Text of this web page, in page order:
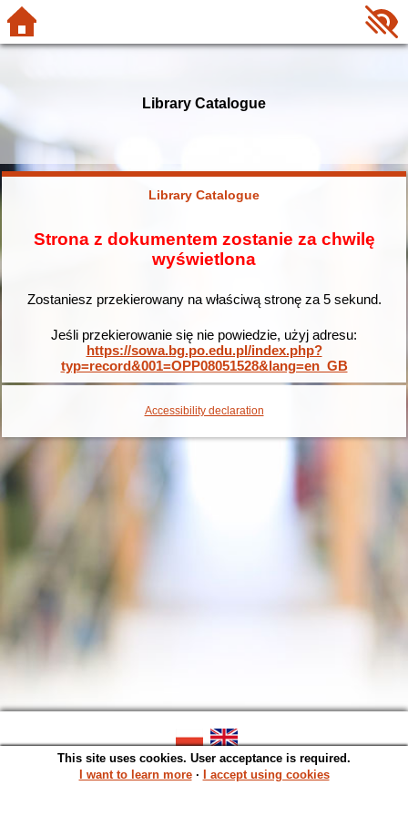
Library Catalogue
Library Catalogue
Strona z dokumentem zostanie za chwilę
wyświetlona
Zostaniesz przekierowany na właściwą stronę za 5sekund.
Jeśli przekierowanie się nie powiedzie, użyj adresu:
https://sowa.bg.po.edu.pl/index.php?
typ=record&001=OPP08051528&lang=en_GB
Accessibility declaration
SOWA OPAC v. 6.11.10 (2026-07-24)
Generated in 0,0014 s.
This site uses cookies. User acceptance is required.
I want to learn more∙ I accept using cookies